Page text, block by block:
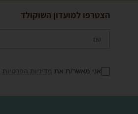
הצטרפו למועדון השוקולד
אני מאשר/ת את מדיניות הפרטיות